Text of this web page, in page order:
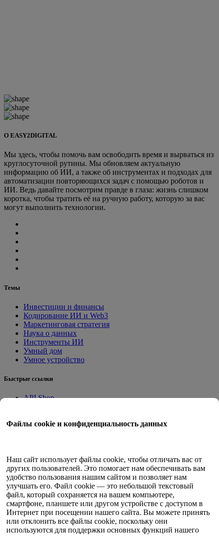
Файлы cookie и конфиденциальность данных
Наш сайт использует файлы cookie, чтобы отличать вас от
других пользователей. Это помогает нам обеспечивать вам
удобство пользования нашим сайтом и позволяет нам
улучшать его. Файл cookie — это небольшой текстовый
файл, который сохраняется на вашем компьютере,
смартфоне, планшете или другом устройстве с доступом в
Интернет при посещении нашего сайта. Вы можете принять
или отклонить все файлы cookie, поскольку они
используются для поддержки основных функций нашего
О EASY2DIGITAL
Мы здесь, чтобы помочь вам освободить время и вырваться из
круглосуточной рутины. Мы обновляем актуальную
информацию об ИИ, а также об инструментах и подходах для
автоматизации повторяющихся задач с помощью роботов и
ИИ. Ведь давайте посмотрим правде в глаза: жизнь слишком
коротка, чтобы тратить её на ручную работу, которую за вас
могут выполнить технологии.
Темы
Инвестиции и финансы
Кодирование ИИ и Web3
Маркетинговая стратегия
Наука о данных
Инструменты ИИ
Умный дом
Умное устройство
Быстрые ссылки
API Shop
Квант Трейд
Документы
API-тестер
HTML-карта сайта
Язык
Английский